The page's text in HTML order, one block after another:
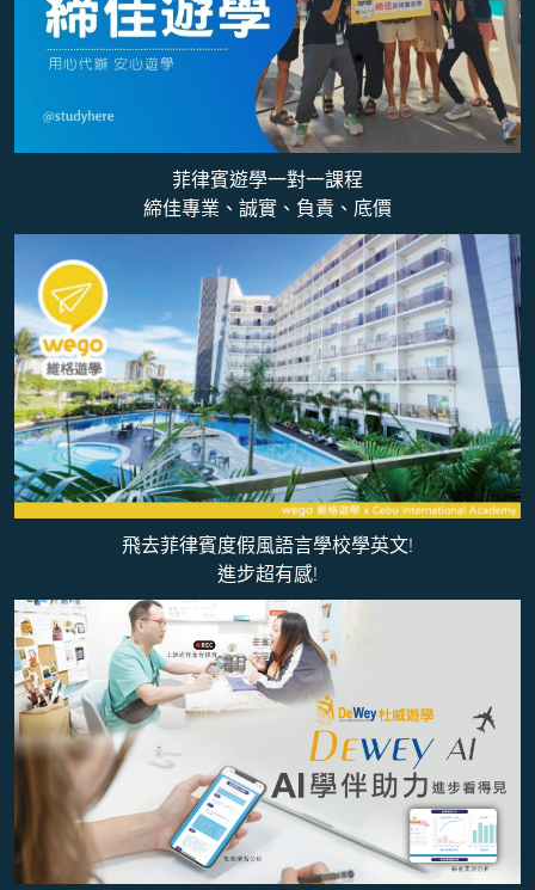
菲律賓遊學一對一課程
締佳專業、誠實、負責、底價
飛去菲律賓度假風語言學校學英文!
進步超有感!